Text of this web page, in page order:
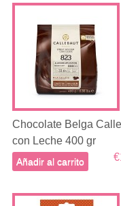
Chocolate Belga
con Leche 400 gr
Añadir al carrito